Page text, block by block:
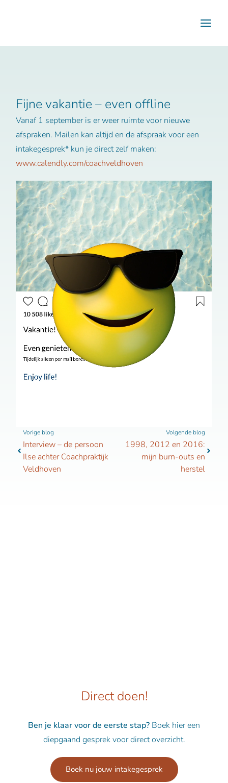
Fijne vakantie – even offline
Vanaf 1 september is er weer ruimte voor nieuwe
afspraken. Mailen kan altijd en de afspraak voor een
intakegesprek* kun je direct zelf maken:
www.calendly.com/coachveldhoven
Vorige
Vorige blog
Interview – de persoon
Ilse achter Coachpraktijk
Veldhoven
Volgende blog
1998, 2012 en 2016:
mijn burn-outs en
herstel
Direct doen!
Ben je klaar voor de eerste stap? Boek hier een
diepgaand gesprek voor direct overzicht.
Boek nu jouw intakegesprek